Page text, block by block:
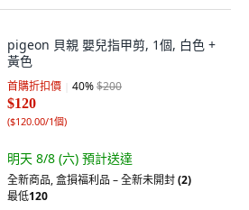
pigeon 貝親 嬰兒指甲剪, 1個, 白色 +
黃色
首購折扣價 40%$200
$120
($120.00/1個)
明天 8/8 (六) 預計送達
全新商品,盒損福利品 – 全新未開封(2)
最低120